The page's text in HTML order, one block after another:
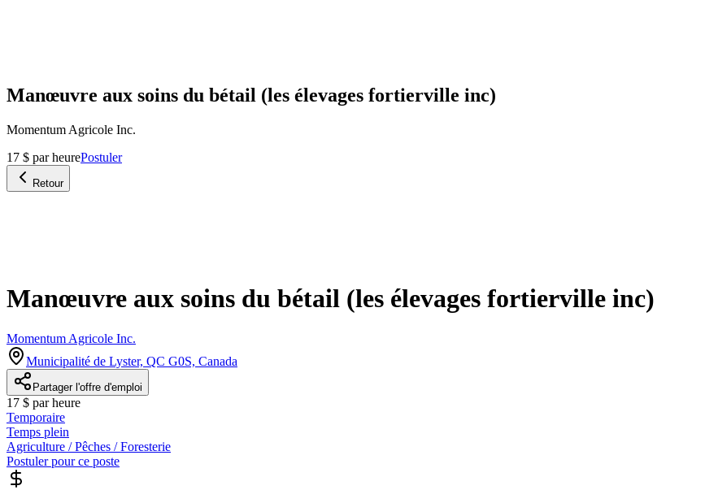
Manœuvre aux soins du bétail (les élevages fortierville inc)
Momentum Agricole Inc.
17 $ par heurePostuler
Retour
Manœuvre aux soins du bétail (les élevages fortierville inc)
Momentum Agricole Inc.
Municipalité de Lyster, QC G0S, Canada
Partager l'offre d'emploi
17 $ par heure
Temporaire
Temps plein
Agriculture / Pêches / Foresterie
Postuler pour ce poste